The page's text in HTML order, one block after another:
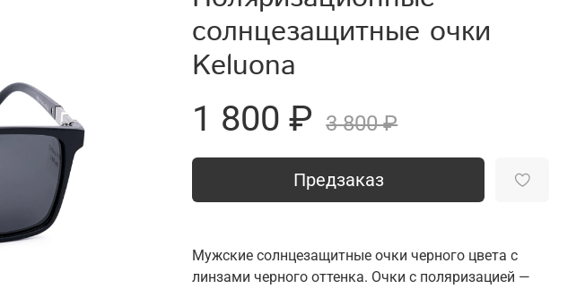
солнцезащитные очки
Keluona
1 800 ₽ 3 800 ₽
Предзаказ
Мужские солнцезащитные очки черного цвета с
линзами черного оттенка. Очки с поляризацией —